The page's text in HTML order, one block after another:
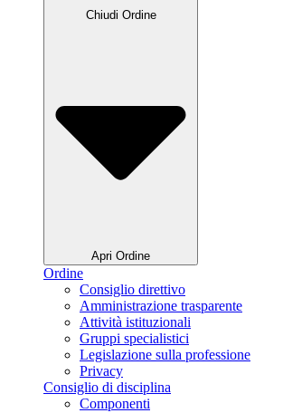
Chiudi Ordine
Apri Ordine
Ordine
Consiglio direttivo
Amministrazione trasparente
Attività istituzionali
Gruppi specialistici
Legislazione sulla professione
Privacy
Consiglio di disciplina
Componenti